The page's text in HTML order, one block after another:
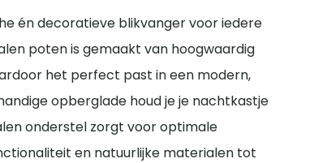
én decoratieve blikvanger voor iedere
poten is gemaakt van hoogwaardig
het perfect past in een modern,
opberglade houd je je nachtkastje
onderstel zorgt voor optimale
en natuurlijke materialen tot